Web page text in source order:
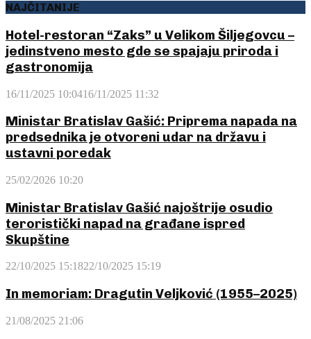
NAJČITANIJE
Hotel-restoran “Zaks” u Velikom Šiljegovcu –
jedinstveno mesto gde se spajaju priroda i
gastronomija
16/11/2025 10:0416/11/2025 11:32
Ministar Bratislav Gašić: Priprema napada na
predsednika je otvoreni udar na državu i
ustavni poredak
25/02/2026 10:20
Ministar Bratislav Gašić najoštrije osudio
teroristički napad na građane ispred
Skupštine
22/10/2025 15:1822/10/2025 15:19
In memoriam: Dragutin Veljković (1955–2025)
21/08/2025 21:06